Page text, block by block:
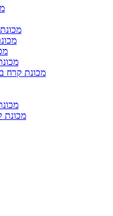
מכונת קרח
מכונת